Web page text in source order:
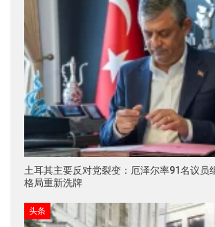
土耳其主要反对党裂变：厄泽尔率91名议员
格局重新洗牌
头条